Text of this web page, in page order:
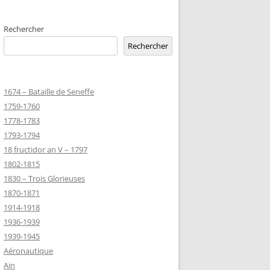
DE
MARIE
SUR-
DU CLION-
Rechercher
Rechercher
1674 – Bataille de Seneffe
1759-1760
1778-1783
1793-1794
18 fructidor an V – 1797
1802-1815
1830 – Trois Glorieuses
1870-1871
1914-1918
1936-1939
1939-1945
Aéronautique
Ain